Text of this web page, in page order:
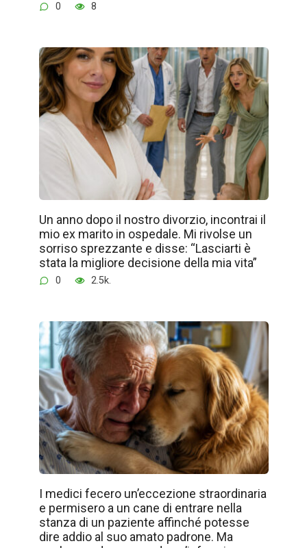
0 8
Un anno dopo il nostro divorzio, incontrai il
mio ex marito in ospedale. Mi rivolse un
sorriso sprezzante e disse: “Lasciarti è
stata la migliore decisione della mia vita”
0 2.5k.
I medici fecero un’eccezione straordinaria
e permisero a un cane di entrare nella
stanza di un paziente affinché potesse
dire addio al suo amato padrone. Ma